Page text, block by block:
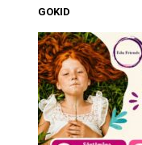
GOKID